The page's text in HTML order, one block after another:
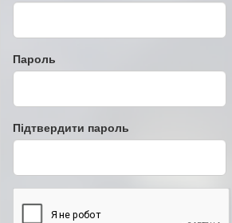
Пароль
Підтвердити пароль